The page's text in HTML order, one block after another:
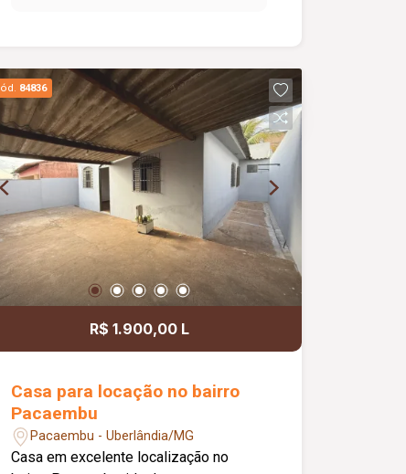
acesso a comércios, serviços e demais
conveniências.
84836
R$ 1.900,00 L
Casa para locação no bairro
Pacaembu
Pacaembu - Uberlândia/MG
Casa em excelente localização no